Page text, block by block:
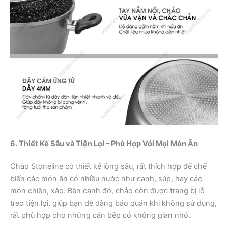
6. Thiết Kế Sâu và Tiện Lợi – Phù Hợp Với Mọi Món Ăn
Chảo Stoneline có thiết kế lòng sâu, rất thích hợp để chế
biến các món ăn có nhiều nước như canh, súp, hay các
món chiên, xào. Bên cạnh đó, chảo còn được trang bị lỗ
treo tiện lợi, giúp bạn dễ dàng bảo quản khi không sử dụng,
rất phù hợp cho những căn bếp có không gian nhỏ.